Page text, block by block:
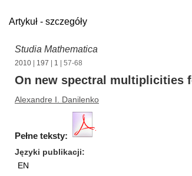
Artykuł - szczegóły
Studia Mathematica
2010 197 1 | 57-68
On new spectral multiplicities
Alexandre I. Danilenko
Pełne teksty:
Języki publikacji
EN